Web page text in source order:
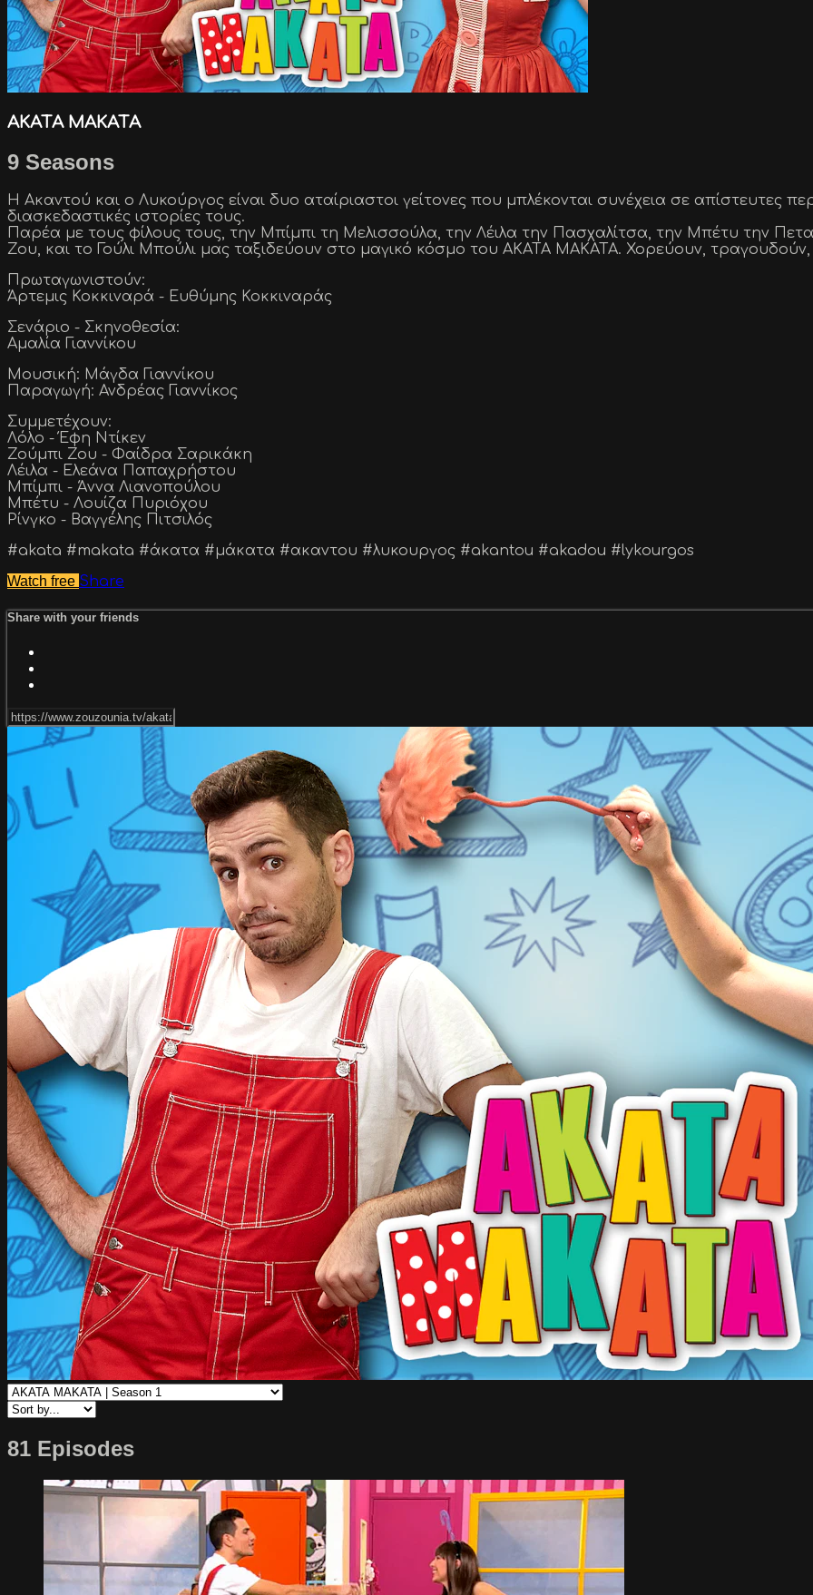
ΑΚΑΤΑ ΜΑΚΑΤΑ
9 Seasons
Η Ακαντού και ο Λυκούργος είναι δυο αταίριαστοι γείτονες που μπλέκονται συνέχεια σε απίστευτες
διασκεδαστικές ιστορίες τους.
Παρέα με τους φίλους τους, την Μπίμπι τη Μελισσούλα, την Λέιλα την Πασχαλίτσα, την Μπέτυ την
Ζου, και το Γούλι Μπούλι μας ταξιδεύουν στο μαγικό κόσμο του ΑΚΑΤΑ ΜΑΚΑΤΑ. Χορεύουν, τραγουδούν,
Πρωταγωνιστούν:
Άρτεμις Κοκκιναρά - Ευθύμης Κοκκιναράς
Σενάριο - Σκηνοθεσία:
Αμαλία Γιαννίκου
Μουσική: Μάγδα Γιαννίκου
Παραγωγή: Ανδρέας Γιαννίκος
Συμμετέχουν:
Λόλο - Έφη Ντίκεν
Ζούμπι Ζου - Φαίδρα Σαρικάκη
Λέιλα - Ελεάνα Παπαχρήστου
Μπίμπι - Άννα Λιανοπούλου
Μπέτυ - Λουίζα Πυριόχου
Ρίνγκο - Βαγγέλης Πιτσιλός
#akata #makata #άκατα #μάκατα #ακαντου #λυκουργος #akantou #akadou #lykourgos
Watch free Share
Share with your friends
81 Episodes